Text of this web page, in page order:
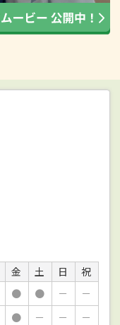
金 土 日
祝
● ● －
－
● － －
－